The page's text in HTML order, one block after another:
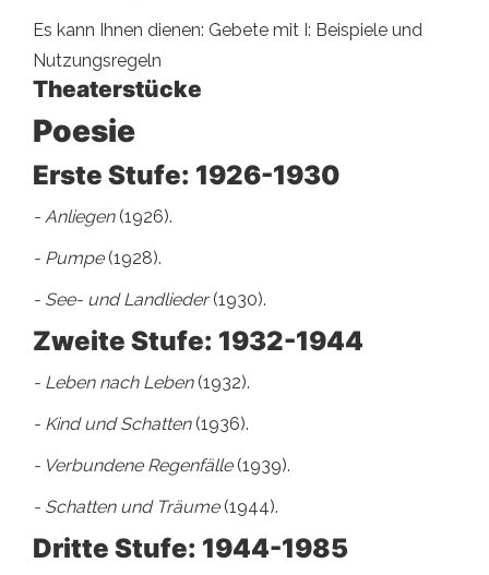
Es kann Ihnen dienen: Gebete mit I: Beispiele und
Nutzungsregeln
Theaterstücke
Poesie
Erste Stufe: 1926-1930
- Anliegen (1926).
- Pumpe (1928).
- See- und Landlieder(1930).
Zweite Stufe: 1932-1944
- Leben nach Leben (1932).
- Kind und Schatten (1936).
- Verbundene Regenfälle (1939).
- Schatten und Träume (1944).
Dritte Stufe: 1944-1985